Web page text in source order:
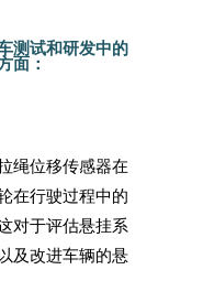
测试和研发中的
面：
绳位移传感器在
在行驶过程中的
对于评估悬挂系
及改进车辆的悬